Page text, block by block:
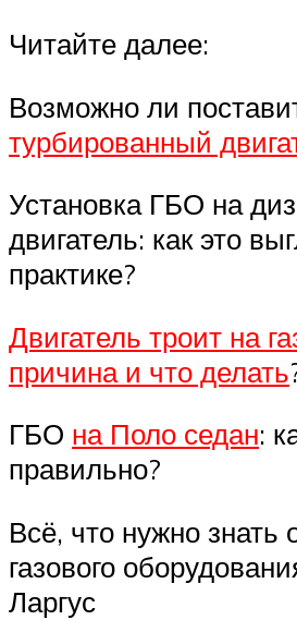
Читайте далее:
Возможно ли
турбированный
Установка ГБО на
двигатель: как это
практике?
Двигатель троит на
причина и что делать
ГБО на Поло седан:
правильно?
Всё, что нужно знать
газового
Ларгус